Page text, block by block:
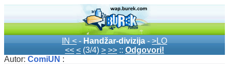
IN < - Handžar-divizija - >LO
<< < (3/4) > >> :: Odgovori!
Autor: ComiUN :